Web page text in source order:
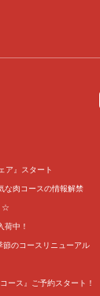
ア』スタート
な肉コースの情報解禁
☆
荷中！
節のコースリニューアル
ース』ご予約スタート！